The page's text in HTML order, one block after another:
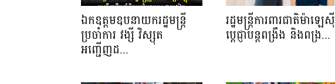
ឯកឧត្តមឧបនាយករដ្ឋមន្រ្តី
ប្រចាំការ វង្សី វិស្សុត
អញ្ជើញដ...
រដ្ឋមន្ត្រីការពារជាតិម៉ាឡេស៊ី
ប្ដេជ្ញាបន្តពង្រឹង និងពង្រ...